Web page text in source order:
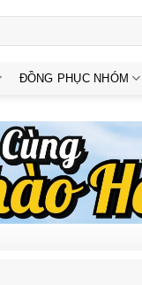
ĐỒNG PHỤC NHÓM